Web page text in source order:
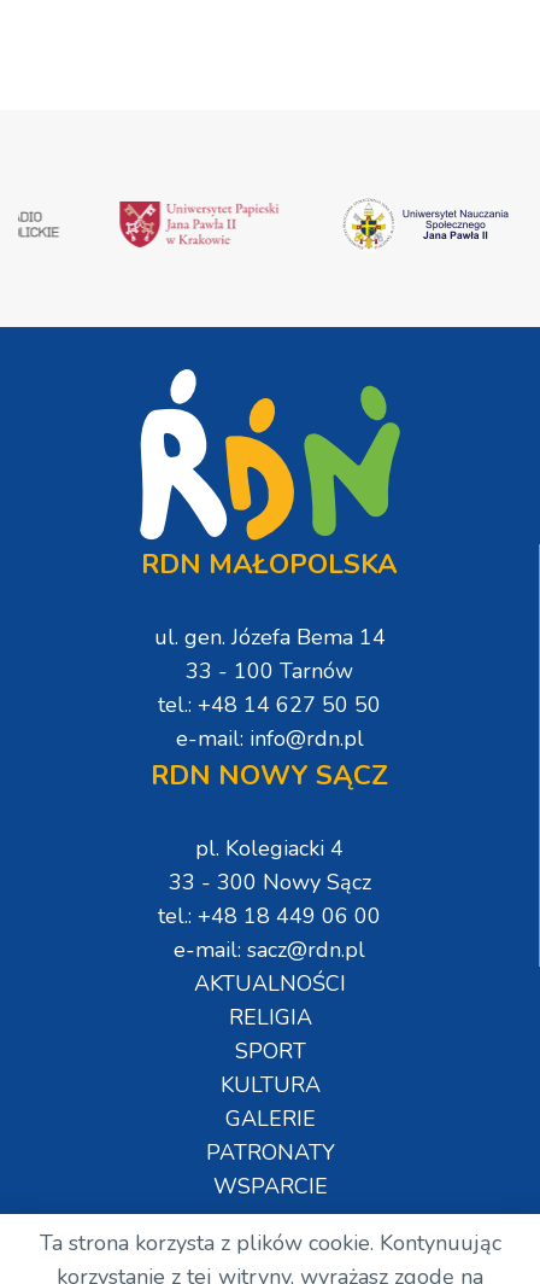
RDN MAŁOPOLSKA
ul. gen. Józefa Bema 14
33 - 100 Tarnów
tel.: +48 14 627 50 50
e-mail: info@rdn.pl
RDN NOWY SĄCZ
pl. Kolegiacki 4
33 - 300 Nowy Sącz
tel.: +48 18 449 06 00
e-mail: sacz@rdn.pl
AKTUALNOŚCI
RELIGIA
SPORT
KULTURA
GALERIE
PATRONATY
WSPARCIE
Copyright © Wszelkie prawa zastrzeżone. RDN.
Ta strona korzysta z plików cookie. Kontynuując
korzystanie z tej witryny, wyrażasz zgodę na